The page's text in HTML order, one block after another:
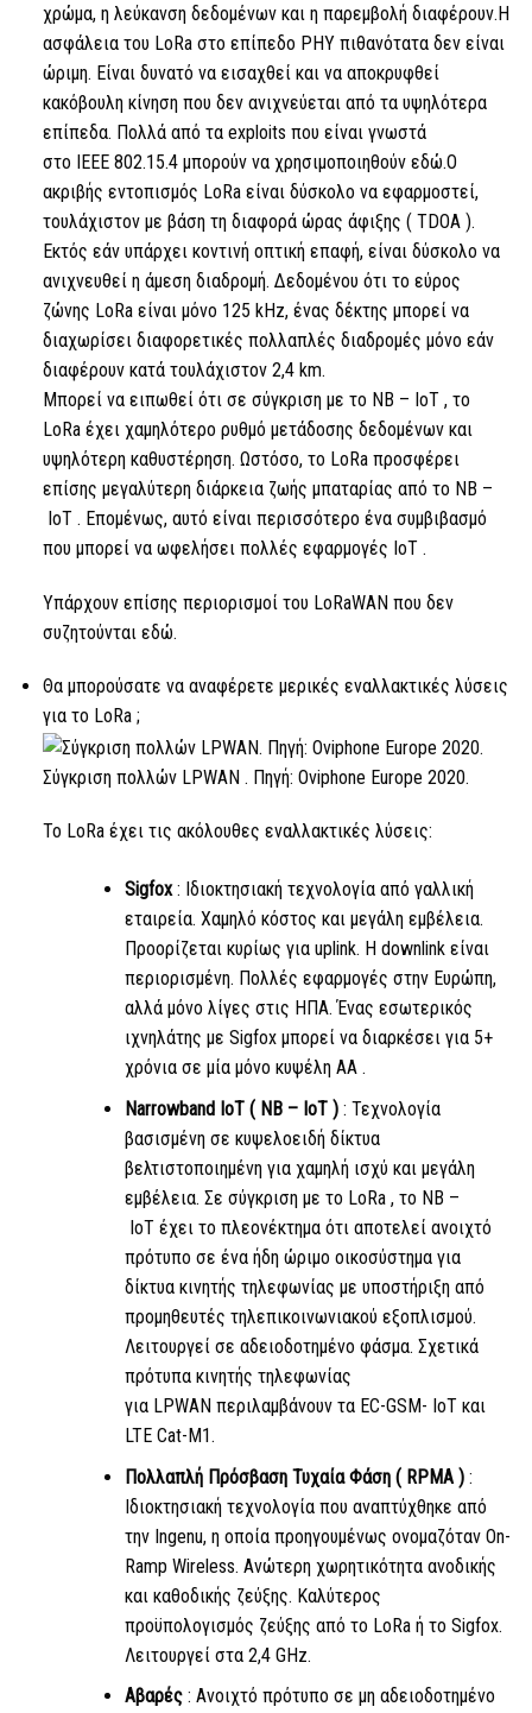
χρώμα, η λεύκανση δεδομένων και η παρεμβολή διαφέρουν.Η
ασφάλεια του LoRaστο επίπεδο PHY πιθανότατα δεν είναι
ώριμη. Είναι δυνατό να εισαχθεί και να αποκρυφθεί
κακόβουλη κίνηση που δεν ανιχνεύεται από τα υψηλότερα
επίπεδα. Πολλά από τα exploits που είναι γνωστά
στο IEEE802.15.4 μπορούν να χρησιμοποιηθούν εδώ.Ο
ακριβής εντοπισμός LoRaείναι δύσκολο να εφαρμοστεί,
τουλάχιστον με βάση τη διαφορά ώρας άφιξης ( TDOA).
Εκτός εάν υπάρχει κοντινή οπτική επαφή, είναι δύσκολο να
ανιχνευθεί η άμεση διαδρομή. Δεδομένου ότι το εύρος
ζώνης LoRaείναι μόνο 125 kHz, ένας δέκτης μπορεί να
διαχωρίσει διαφορετικές πολλαπλές διαδρομές μόνο εάν
διαφέρουν κατά τουλάχιστον 2,4 km.
Μπορεί να ειπωθεί ότι σε σύγκριση με το NB – IoT, το
LoRaέχει χαμηλότερο ρυθμό μετάδοσης δεδομένων και
υψηλότερη καθυστέρηση. Ωστόσο, το LoRaπροσφέρει
επίσης μεγαλύτερη διάρκεια ζωής μπαταρίας από το NB –
IoT. Επομένως, αυτό είναι περισσότερο ένα συμβιβασμό
που μπορεί να ωφελήσει πολλές εφαρμογές IoT .
Υπάρχουν επίσης περιορισμοί του LoRaWAN που δεν
συζητούνται εδώ.
Θα μπορούσατε να αναφέρετε μερικές εναλλακτικές λύσεις
για το LoRa;
Σύγκριση πολλών LPWAN. Πηγή: Oviphone Europe 2020.
Το LoRaέχει τις ακόλουθες εναλλακτικές λύσεις:
Sigfox: Ιδιοκτησιακή τεχνολογία από γαλλική
εταιρεία. Χαμηλό κόστος και μεγάλη εμβέλεια.
Προορίζεται κυρίως για uplink. Η downlink είναι
περιορισμένη. Πολλές εφαρμογές στην Ευρώπη,
αλλά μόνο λίγες στις ΗΠΑ. Ένας εσωτερικός
ιχνηλάτης με Sigfox μπορεί να διαρκέσει για 5+
χρόνια σε μία μόνο κυψέλη AA.
Narrowband IoT( NB– IoT): Τεχνολογία
βασισμένη σε κυψελοειδή δίκτυα
βελτιστοποιημένη για χαμηλή ισχύ και μεγάλη
εμβέλεια. Σε σύγκριση με το LoRa, το NB –
IoTέχει το πλεονέκτημα ότι αποτελεί ανοιχτό
πρότυπο σε ένα ήδη ώριμο οικοσύστημα για
δίκτυα κινητής τηλεφωνίας με υποστήριξη από
προμηθευτές τηλεπικοινωνιακού εξοπλισμού.
Λειτουργεί σε αδειοδοτημένο φάσμα. Σχετικά
πρότυπα κινητής τηλεφωνίας
για LPWANπεριλαμβάνουν τα EC-GSM- IoTκαι
LTE Cat-M1.
Πολλαπλή Πρόσβαση Τυχαία Φάση ( RPMA):
Ιδιοκτησιακή τεχνολογία που αναπτύχθηκε από
την Ingenu, η οποία προηγουμένως ονομαζόταν On-
Ramp Wireless. Ανώτερη χωρητικότητα ανοδικής
και καθοδικής ζεύξης. Καλύτερος
προϋπολογισμός ζεύξης από το LoRaή το Sigfox.
Λειτουργεί στα 2,4 GHz.
Αβαρές: Ανοιχτό πρότυπο σε μη αδειοδοτημένο